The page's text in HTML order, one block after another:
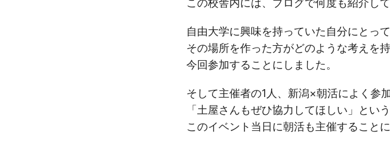
この校舎内には、ブログで何度も紹介し
自由大学に興味を持っていた自分にとって
その場所を作った方がどのような考えを
今回参加することにしました。
そして主催者の1人、新潟×朝活によく参
「土屋さんもぜひ協力してほしい」とい
このイベント当日に朝活も主催することに